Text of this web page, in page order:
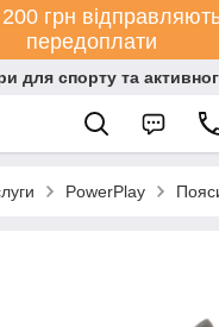
грн
передоплати
для спорту та
PowerPlay